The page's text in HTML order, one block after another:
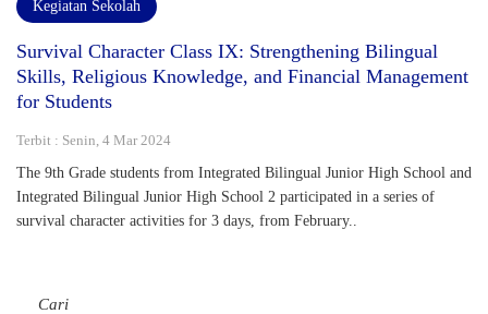
Kegiatan Sekolah
Survival Character Class IX: Strengthening Bilingual
Skills, Religious Knowledge, and Financial Management
for Students
Terbit : Senin, 4 Mar 2024
The 9th Grade students from Integrated Bilingual Junior High School and
Integrated Bilingual Junior High School 2 participated in a series of
survival character activities for 3 days, from February..
Cari